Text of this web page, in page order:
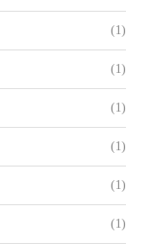
(1)
(1)
(1)
(1)
(1)
(1)